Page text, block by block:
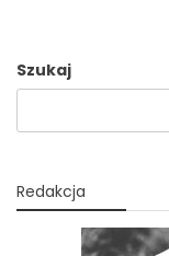
Szukaj
Redakcja